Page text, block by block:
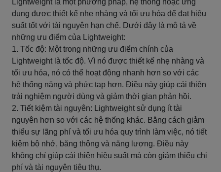
Lightweight là một phương pháp, hệ thống hoặc ứng
dụng được thiết kế nhẹ nhàng và tối ưu hóa để đạt hiệu
suất tốt với tài nguyên hạn chế. Dưới đây là mô tả về
những ưu điểm của Lightweight:
1. Tốc độ: Một trong những ưu điểm chính của
Lightweight là tốc độ. Vì nó được thiết kế nhẹ nhàng và
tối ưu hóa, nó có thể hoạt động nhanh hơn so với các
hệ thống nặng và phức tạp hơn. Điều này giúp cải thiện
trải nghiệm người dùng và giảm thời gian phản hồi.
2. Tiết kiệm tài nguyên: Lightweight sử dụng ít tài
nguyên hơn so với các hệ thống khác. Bằng cách giảm
thiểu sự lãng phí và tối ưu hóa quy trình làm việc, nó tiết
kiệm bộ nhớ, băng thông và năng lượng. Điều này
không chỉ giúp cải thiện hiệu suất mà còn giảm thiểu chi
phí và tài nguyên tiêu thụ.